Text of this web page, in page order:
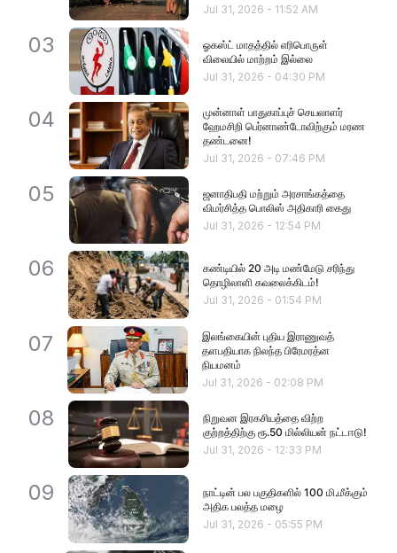
Jul 31, 2026 - 11:52 AM
03
ஓகஸ்ட் மாதத்தில் எரிபொருள்
விலையில் மாற்றம் இல்லை
Jul 31, 2026 - 04:30 PM
04
முன்னாள் பாதுகாப்புச் செயலாளர்
ஹேமசிறி பெர்னாண்டோவிற்கும் மரண
தண்டனை!
Jul 31, 2026 - 07:46 PM
05
ஜனாதிபதி மற்றும் அரசாங்கத்தை
விமர்சித்த பொலிஸ் அதிகாரி கைது
Jul 31, 2026 - 12:54 PM
06
கண்டியில் 20 அடி மண்மேடு சரிந்து
தொழிலாளி கவலைக்கிடம்!
Jul 31, 2026 - 01:54 PM
07
இலங்கையின் புதிய இராணுவத்
தளபதியாக நிலந்த பிரேமரத்ன
நியமனம்
Jul 31, 2026 - 02:08 PM
08
நிறுவன இரகசியத்தை விற்ற
குற்றத்திற்கு ரூ.50 மில்லியன் நட்டஈடு!
Jul 31, 2026 - 12:33 PM
09
நாட்டின் பல பகுதிகளில் 100 மி.மீக்கும்
அதிக பலத்த மழை
Jul 31, 2026 - 05:55 PM